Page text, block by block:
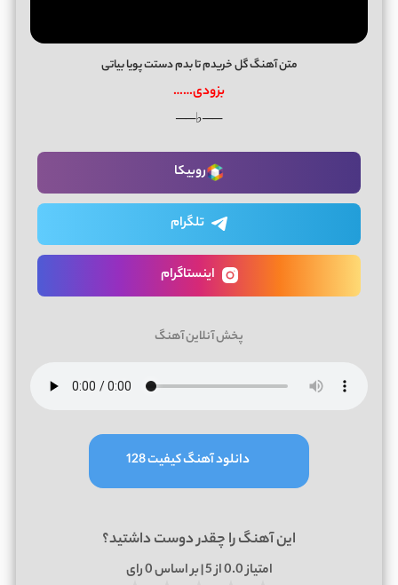
متن آهنگ گل خریدم تا بدم دستت پویا بیاتی
بزودی……
──♭──
روبیکا
تلگرام
اینستاگرام
پخش آنلاین آهنگ
دانلود آهنگ کیفیت 128
این آهنگ را چقدر دوست داشتید؟
امتیاز0.0از 5 | بر اساس 0رای